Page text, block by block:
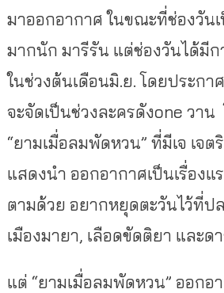
มาออกอากาศ ในขณะที่ช่องวัน
มากนัก มารีรัน แต่ช่องวันได้มี
ในช่วงต้นเดือนมิ.ย. โดยประกา
จะจัดเป็นช่วงละครดังone วาน
“ยามเมื่อลมพัดหวน” ที่มีเจ เจ
แสดงนำ ออกอากาศเป็นเรื่องแ
ตามด้วย อยากหยุดตะวันไว้ที่ป
เมืองมายา, เลือดขัดติยา และด
แต่ “ยามเมื่อลมพัดหวน” ออกอ